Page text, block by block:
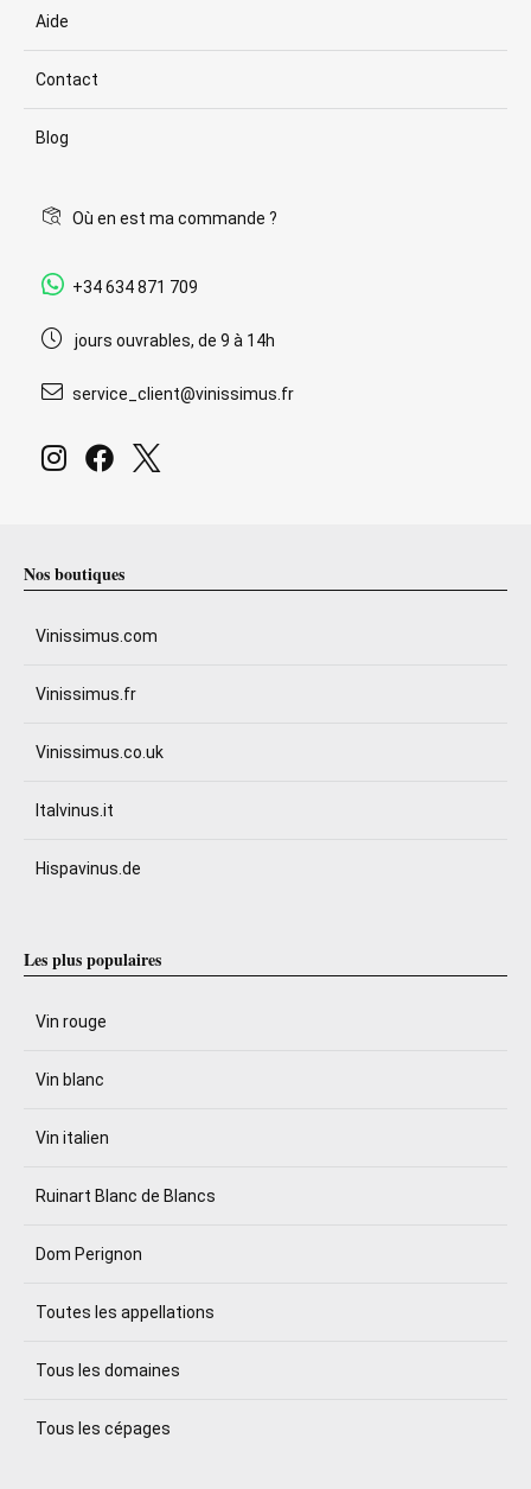
Aide
Contact
Blog
Où en est ma commande ?
+34 634 871 709
jours ouvrables, de 9 à 14h
service_client@vinissimus.fr
Nos boutiques
Vinissimus.com
Vinissimus.fr
Vinissimus.co.uk
Italvinus.it
Hispavinus.de
Les plus populaires
Vin rouge
Vin blanc
Vin italien
Ruinart Blanc de Blancs
Dom Perignon
Toutes les appellations
Tous les domaines
Tous les cépages